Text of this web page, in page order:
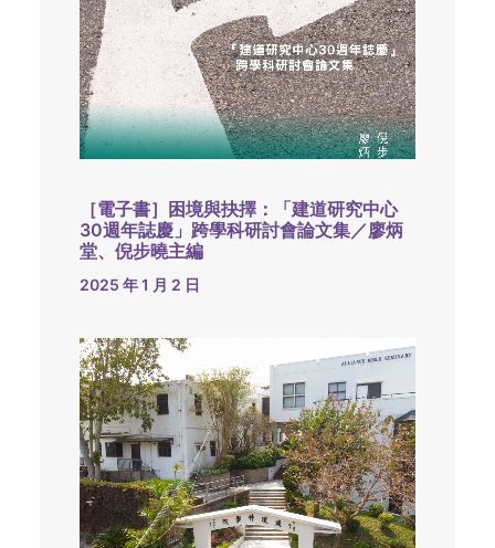
［電子書］困境與抉擇：「建道研究中心
30週年誌慶」跨學科研討會論文集／廖炳
堂、倪步曉主編
2025 年 1 月 2 日